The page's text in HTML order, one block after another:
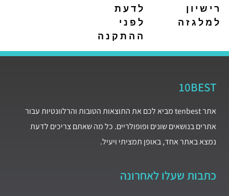
רישיון
למלגזה
לדעת
לפני
ההתקנה
10BEST
אתר tenbest מביא לכם את התוצאות הטובות והרלוונטיות עבור
אתרים בנושאים שונים ופופולריים. כל מה שאתם צריכים לדעת
נמצא באתר אחד, באופן תמציתי ויעיל.
כתבות שעלו לאחרונה